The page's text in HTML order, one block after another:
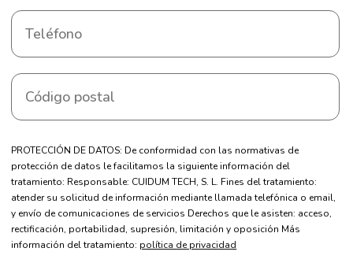
PROTECCIÓN DE DATOS: De conformidad con las normativas de
protección de datos le facilitamos la siguiente información del
tratamiento: Responsable: CUIDUM TECH, S. L. Fines del tratamiento:
atender su solicitud de información mediante llamada telefónica o email,
y envío de comunicaciones de servicios Derechos que le asisten: acceso,
rectificación, portabilidad, supresión, limitación y oposición Más
información del tratamiento: política de privacidad